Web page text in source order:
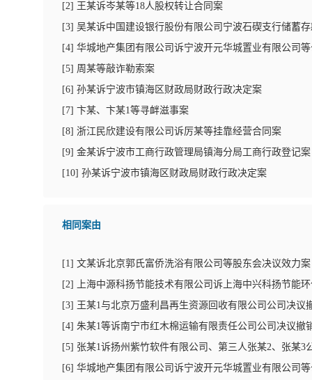
[2] 王某诉岑某等18人股权转让合同案
[3] 吴某诉中国建设银行股份有限公司宁波石碶支行储蓄
[4] 华城地产集团有限公司诉宁波开元华城置业有限公司
[5] 周某等敲诈勒索案
[6] 孙某诉宁波市镇海区财政局财政行政决定案
[7] 卞某、卞某1等寻衅滋事案
[8] 浙江民欣建设有限公司诉厉某等挂靠经营合同案
[9] 金某诉宁波市工商行政管理局镇海分局工商行政登记案
[10] 孙某诉宁波市镇海区财政局财政行政决定案
相同案由
[1] 文某诉北京郭氏富侨洗浴有限公司等股东会决议效力案
[2]
上海中源科扬节能技术有限公司诉上海中兴科扬节能
[3] 王某1与北京万盛利昌再生资源回收有限公司公司决议
[4] 朱某1等诉南宁市红木棉运输有限责任公司公司决议撤
[5] 张某1诉扬州紫竹软件有限公司、第三人张某2、张某3
[6] 华城地产集团有限公司诉宁波开元华城置业有限公司